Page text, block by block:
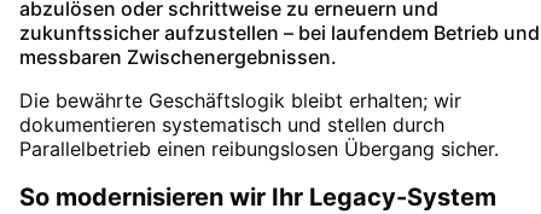
abzulösen oder schrittweise zu erneuern und
zukunftssicher aufzustellen – bei laufendem Betrieb und
messbaren Zwischenergebnissen.
Die bewährte Geschäftslogik bleibt erhalten; wir
dokumentieren systematisch und stellen durch
Parallelbetrieb einen reibungslosen Übergang sicher.
So modernisieren wir Ihr Legacy-System